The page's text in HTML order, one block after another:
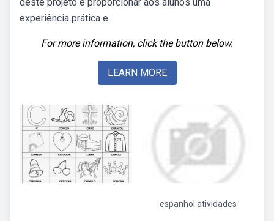
experiência prática e.
For more information, click the button below.
LEARN MORE
espanhol atividades